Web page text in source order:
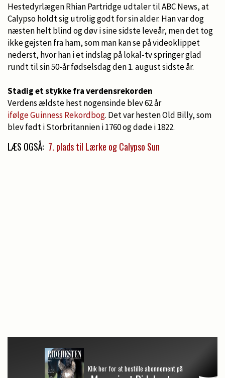
Hestedyrlægen Rhian Partridge udtaler til ABC News, at
Calypso holdt sig utrolig godt for sin alder. Han var dog
næsten helt blind og døv i sine sidste leveår, men det tog
ikke gejsten fra ham, som man kan se på videoklippet
nederst, hvor han i et indslag på lokal-tv springer glad
rundt til sin 50-år fødselsdag den 1. august sidste år.
Stadig et stykke fra verdensrekorden
Verdens ældste hest nogensinde blev 62 år
ifølge Guinness Rekordbog. Det var hesten Old Billy, som
blev født i Storbritannien i 1760 og døde i 1822.
LÆS OGSÅ: 7. plads til Lærke og Calypso Sun
Klik her for at bestille abonnement på